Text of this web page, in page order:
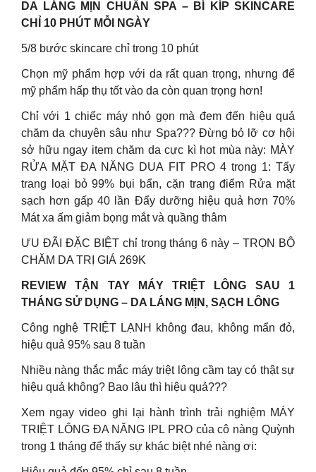
DA LÁNG MỊN CHUẨN SPA – BÍ KÍP SKINCARE
CHỈ 10 PHÚT MỖI NGÀY
5/8 bước skincare chỉ trong 10 phút
Chọn mỹ phẩm hợp với da rất quan trọng, nhưng để
mỹ phẩm hấp thụ tốt vào da còn quan trọng hơn!
Chỉ với 1 chiếc máy nhỏ gọn mà đem đến hiệu quả
chăm da chuyên sâu như Spa??? Đừng bỏ lỡ cơ hội
sở hữu ngay item chăm da cực kì hot mùa này: MÀY
RỬA MẶT ĐA NĂNG DUA FIT PRO 4 trong 1: Tẩy
trang loại bỏ 99% bụi bẩn, cặn trang điểm Rửa mặt
sạch hơn gấp 40 lần Đẩy dưỡng hiệu quả hơn 70%
Mát xa ấm giảm bọng mắt và quầng thâm
ƯU ĐÃI ĐẶC BIỆT chỉ trong tháng 6 này – TRỌN BỘ
CHĂM DA TRỊ GIÁ 269K
REVIEW TẬN TAY MÁY TRIỆT LÔNG SAU 1
THÁNG SỬ DỤNG – DA LÁNG MỊN, SẠCH LÔNG
Công nghệ TRIỆT LẠNH không đau, không mẩn đỏ,
hiệu quả 95% sau 8 tuần
Nhiều nàng thắc mắc máy triệt lông cầm tay có thật sự
hiệu quả không? Bao lâu thì hiệu quả???
Xem ngay video ghi lại hành trình trải nghiệm MÁY
TRIỆT LÔNG ĐA NĂNG IPL PRO của cô nàng Quỳnh
trong 1 tháng để thấy sự khác biệt nhé nàng ơi: